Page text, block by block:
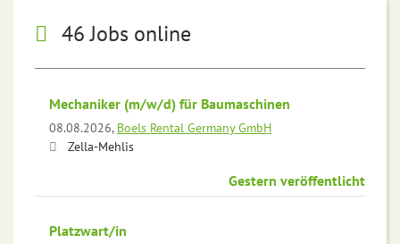
46 Jobs online
Mechaniker (m/w/d) für Baumaschinen
08.08.2026, Boels Rental Germany GmbH
Zella-Mehlis
Gestern veröffentlicht
Platzwart/in